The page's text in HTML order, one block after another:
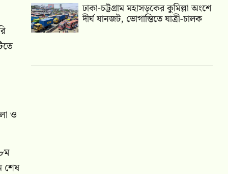
ও
শেষ
ঢাকা-চট্টগ্রাম মহাসড়কের কুমিল্লা অংশে
দীর্ঘ যানজট, ভোগান্তিতে যাত্রী-চালক